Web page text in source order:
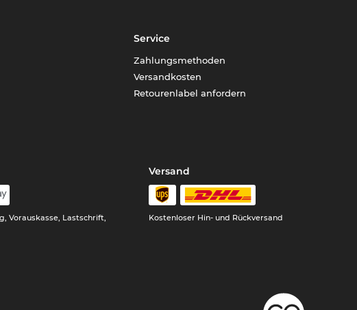
Service
Zahlungsmethoden
Versandkosten
Retourenlabel anfordern
Vorauskasse, Lastschrift,
Versand
Kostenloser Hin- und Rückversand